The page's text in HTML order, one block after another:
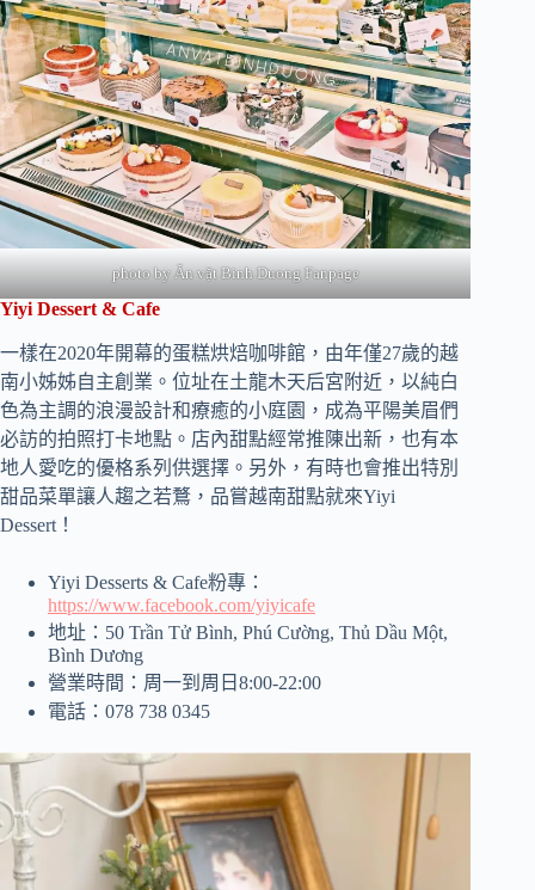
photo by Ăn vặt Binh Duong Fanpage
Yiyi Dessert & Cafe
一樣在2020年開幕的蛋糕烘焙咖啡館，由年僅27歲的越
南小姊姊自主創業。位址在土龍木天后宮附近，以純白
色為主調的浪漫設計和療癒的小庭園，成為平陽美眉們
必訪的拍照打卡地點。店內甜點經常推陳出新，也有本
地人愛吃的優格系列供選擇。另外，有時也會推出特別
甜品菜單讓人趨之若鶩，品嘗越南甜點就來Yiyi
Dessert！
Yiyi Desserts & Cafe粉專：
https://www.facebook.com/yiyicafe
地址：50 Trần Tử Bình, Phú Cường, Thủ Dầu Một,
Bình Dương
營業時間：周一到周日8:00-22:00
電話：078 738 0345